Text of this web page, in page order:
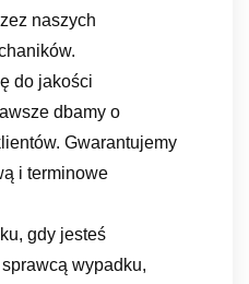
naszych
do jakości
dbamy o
Gwarantujemy
i terminowe
gdy jesteś
wypadku,